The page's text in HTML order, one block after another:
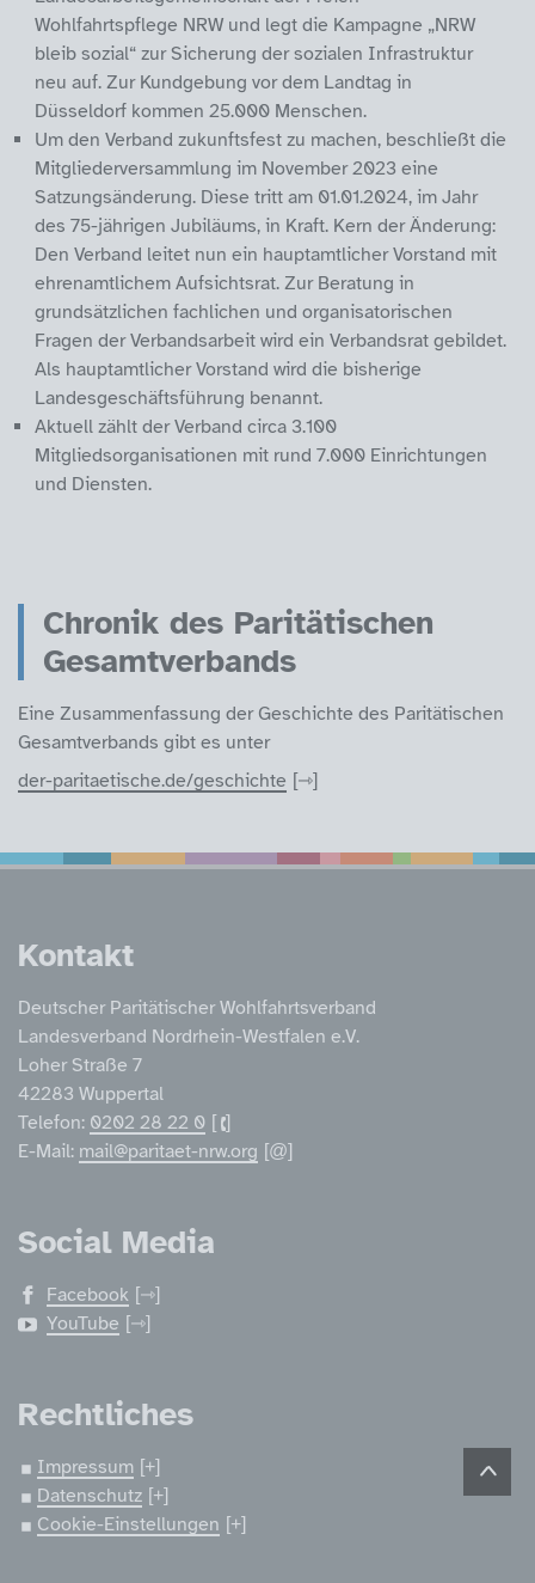
Wohlfahrtspflege NRW und legt die Kampagne „NRW
bleib sozial“ zur Sicherung der sozialen Infrastruktur
neu auf. Zur Kundgebung vor dem Landtag in
Düsseldorf kommen 25.000 Menschen.
Um den Verband zukunftsfest zu machen, beschließt die
Mitgliederversammlung im November 2023 eine
Satzungsänderung. Diese tritt am 01.01.2024, im Jahr
des 75-jährigen Jubiläums, in Kraft. Kern der Änderung:
Den Verband leitet nun ein hauptamtlicher Vorstand mit
ehrenamtlichem Aufsichtsrat. Zur Beratung in
grundsätzlichen fachlichen und organisatorischen
Fragen der Verbandsarbeit wird ein Verbandsrat gebildet.
Als hauptamtlicher Vorstand wird die bisherige
Landesgeschäftsführung benannt.
Aktuell zählt der Verband circa 3.100
Mitgliedsorganisationen mit rund 7.000 Einrichtungen
und Diensten.
Chronik des Paritätischen
Gesamtverbands
Eine Zusammenfassung der Geschichte des Paritätischen
Gesamtverbands gibt es unter
der-paritaetische.de/geschichte
Service
Kontakt
Deutscher Paritätischer Wohlfahrtsverband
Landesverband Nordrhein-Westfalen e.V.
Loher Straße 7
42283 Wuppertal
Telefon: 0202 28 22 0
E-Mail: mail@paritaet-nrw.org
Social Media
Facebook
YouTube
Rechtliches
Impressum
Datenschutz
Cookie-Einstellungen